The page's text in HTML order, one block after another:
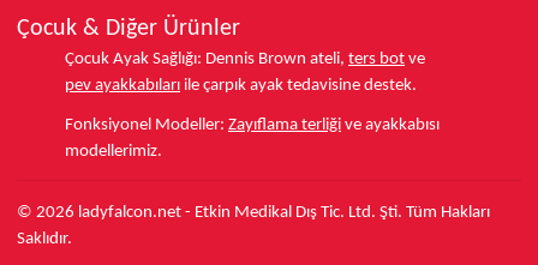
Çocuk & Diğer Ürünler
Çocuk Ayak Sağlığı: Dennis Brown ateli, ters bot ve
pev ayakkabıları ile çarpık ayak tedavisine destek.
Fonksiyonel Modeller: Zayıflama terliği ve ayakkabısı
modellerimiz.
© 2026 ladyfalcon.net - Etkin Medikal Dış Tic. Ltd. Şti. Tüm Hakları
Saklıdır.